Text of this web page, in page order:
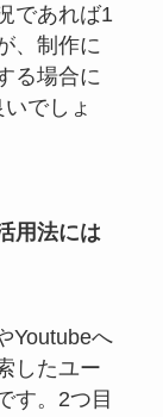
であれば1
、制作に
る場合に
でしょ
用法には
Youtubeへ
したユー
す。2つ目